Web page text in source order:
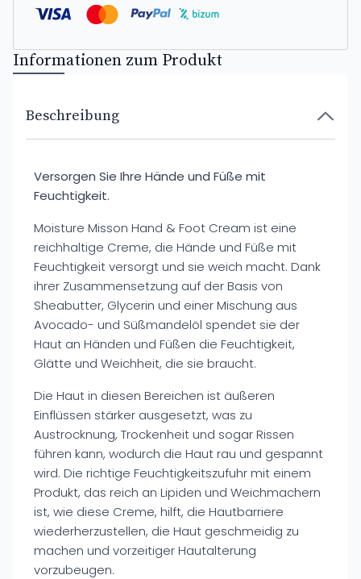
Informationen zum Produkt
Beschreibung
Versorgen Sie Ihre Hände und Füße mit
Feuchtigkeit.
Moisture Misson Hand & Foot Cream ist eine
reichhaltige Creme, die Hände und Füße mit
Feuchtigkeit versorgt und sie weich macht. Dank
ihrer Zusammensetzung auf der Basis von
Sheabutter, Glycerin und einer Mischung aus
Avocado- und Süßmandelöl spendet sie der
Haut an Händen und Füßen die Feuchtigkeit,
Glätte und Weichheit, die sie braucht.
Die Haut in diesen Bereichen ist äußeren
Einflüssen stärker ausgesetzt, was zu
Austrocknung, Trockenheit und sogar Rissen
führen kann, wodurch die Haut rau und gespannt
wird. Die richtige Feuchtigkeitszufuhr mit einem
Produkt, das reich an Lipiden und Weichmachern
ist, wie diese Creme, hilft, die Hautbarriere
wiederherzustellen, die Haut geschmeidig zu
machen und vorzeitiger Hautalterung
vorzubeugen.